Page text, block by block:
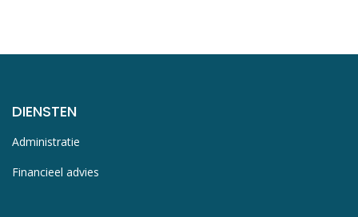
DIENSTEN
Administratie
Financieel advies